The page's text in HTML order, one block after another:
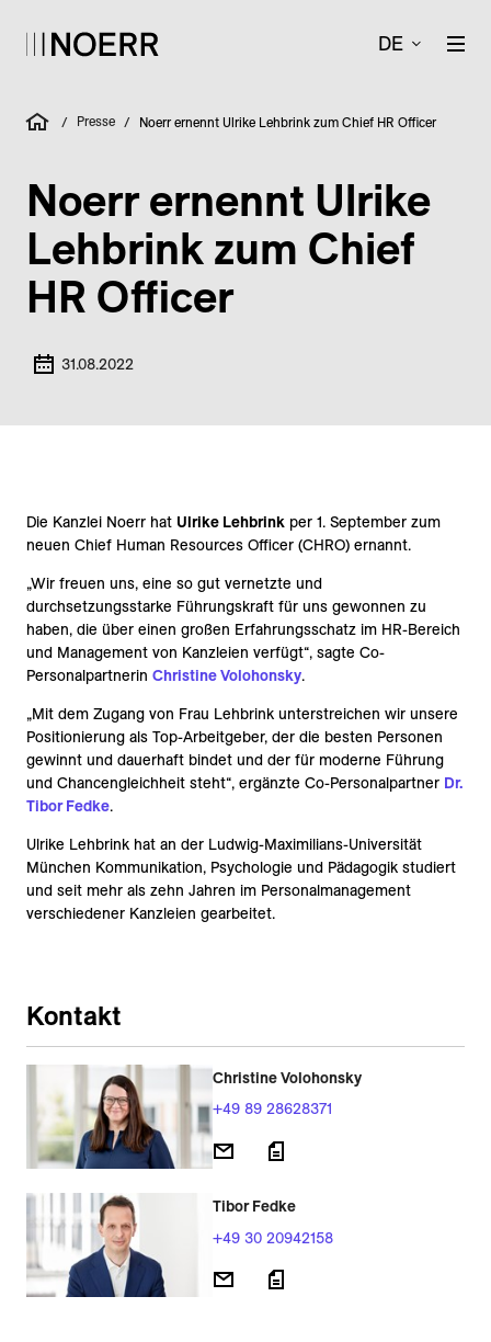
DE
/ Presse / Noerr ernennt Ulrike Lehbrink zum Chief HR Officer
Noerr ernennt Ulrike
Lehbrink zum Chief
HR Officer
31.08.2022
Die Kanzlei Noerr hat Ulrike Lehbrink per 1. September zum
neuen Chief Human Resources Officer (CHRO) ernannt.
„Wir freuen uns, eine so gut vernetzte und
durchsetzungsstarke Führungskraft für uns gewonnen zu
haben, die über einen großen Erfahrungsschatz im HR-Bereich
und Management von Kanzleien verfügt“, sagte Co-
Personalpartnerin Christine Volohonsky.
„Mit dem Zugang von Frau Lehbrink unterstreichen wir unsere
Positionierung als Top-Arbeitgeber, der die besten Personen
gewinnt und dauerhaft bindet und der für moderne Führung
und Chancengleichheit steht“, ergänzte Co-Personalpartner Dr.
Tibor Fedke.
Ulrike Lehbrink hat an der Ludwig-Maximilians-Universität
München Kommunikation, Psychologie und Pädagogik studiert
und seit mehr als zehn Jahren im Personalmanagement
verschiedener Kanzleien gearbeitet.
Kontakt
Christine Volohonsky
+49 89 28628371
Tibor Fedke
+49 30 20942158